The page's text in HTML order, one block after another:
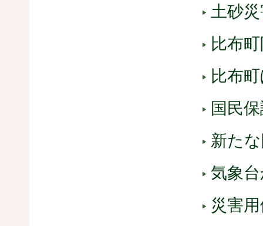
土砂
比布
比布
国民
新た
気象
災害